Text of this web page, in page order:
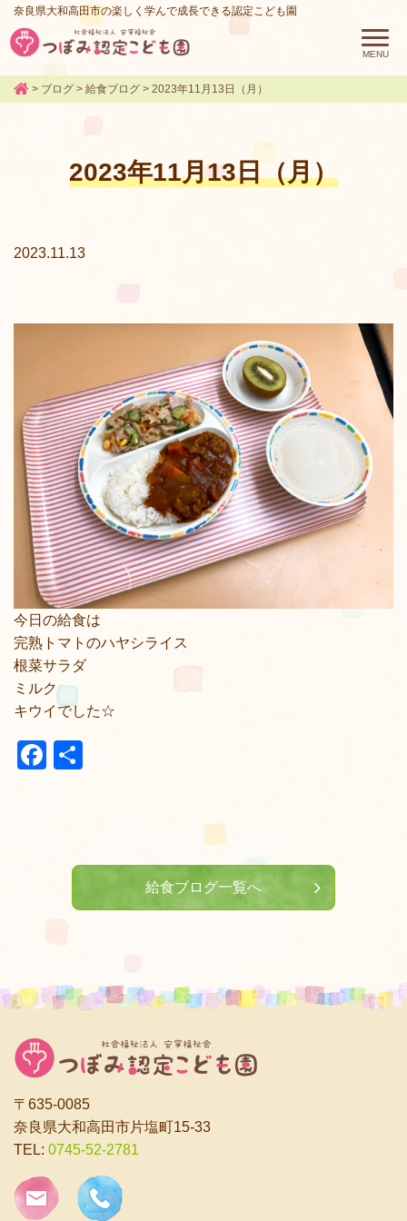
奈良県大和高田市の楽しく学んで成長できる認定こども園
> ブログ > 給食ブログ > 2023年11月13日（月）
2023年11月13日（月）
2023.11.13
今日の給食は
完熟トマトのハヤシライス
根菜サラダ
ミルク
キウイでした☆
Facebook
給食ブログ一覧へ
〒635-0085
奈良県大和高田市片塩町15-33
TEL: 0745-52-2781